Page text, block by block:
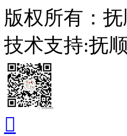
版权所有：
技术支持:抚
